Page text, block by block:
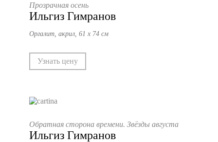
Прозрачная осень
Ильгиз Гимранов
Оргалит, акрил, 61 х 74 см
Узнать цену
Обратная сторона времени. Звёзды августа
Ильгиз Гимранов